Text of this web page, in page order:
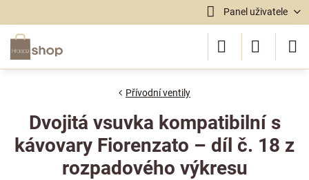
Panel uživatele
Přívodní ventily
Dvojitá vsuvka kompatibilní s
kávovary Fiorenzato – díl č. 18 z
rozpadového výkresu